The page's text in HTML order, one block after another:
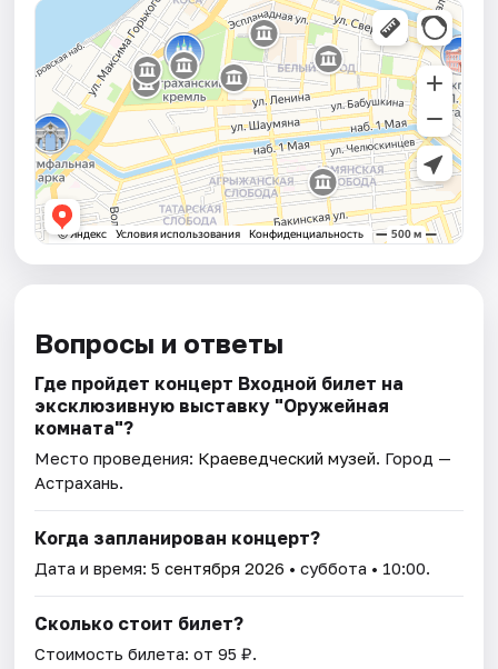
Вопросы и ответы
Где пройдет концерт Входной билет на
эксклюзивную выставку "Оружейная
комната"?
Место проведения: Краеведческий музей. Город —
Астрахань.
Когда запланирован концерт?
Дата и время:5 сентября 2026 • суббота • 10:00.
Сколько стоит билет?
Стоимость билета: от 95 ₽.